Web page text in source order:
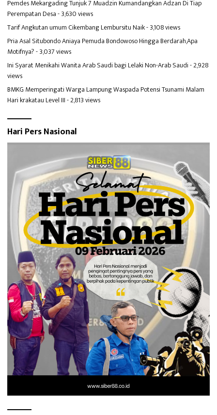
Pemdes Mekargading Tunjuk 7 Muadzin Kumandangkan Adzan Di Tiap
Perempatan Desa- 3,630 views
Tarif Angkutan umum Cikembang Lembursitu Naik- 3,108 views
Pria Asal Situbondo Aniaya Pemuda Bondowoso Hingga Berdarah,Apa
Motifnya?- 3,037 views
Ini Syarat Menikahi Wanita Arab Saudi bagi Lelaki Non-Arab Saudi- 2,928
views
BMKG Memperingati Warga Lampung Waspada Potensi Tsunami Malam
Hari krakatau Level III- 2,813 views
Hari Pers Nasional